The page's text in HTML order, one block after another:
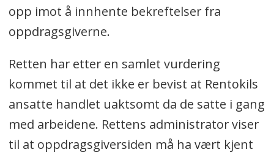
opp imot å innhente bekreftelser fra
oppdragsgiverne.
Retten har etter en samlet vurdering
kommet til at det ikke er bevist at Rentokils
ansatte handlet uaktsomt da de satte i gang
med arbeidene. Rettens administrator viser
til at oppdragsgiversiden må ha vært kjent